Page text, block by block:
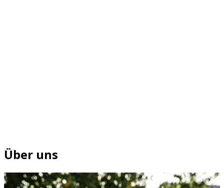
Über uns